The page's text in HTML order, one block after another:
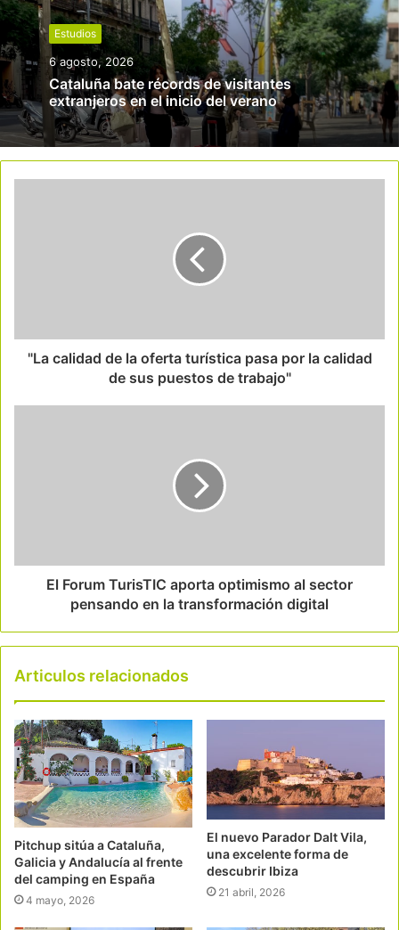
Estudios
6 agosto, 2026
Cataluña bate récords de visitantes
extranjeros en el inicio del verano
"La calidad de la oferta turística pasa por la calidad
de sus puestos de trabajo"
El Forum TurisTIC aporta optimismo al sector
pensando en la transformación digital
Articulos relacionados
Pitchup sitúa a Cataluña,
Galicia y Andalucía al frente
del camping en España
4 mayo, 2026
El nuevo Parador Dalt Vila,
una excelente forma de
descubrir Ibiza
21 abril, 2026